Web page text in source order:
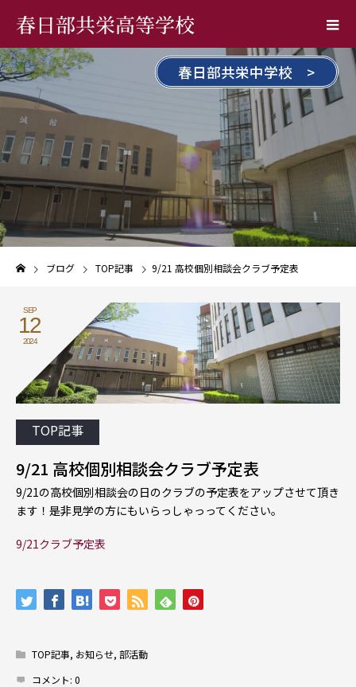
春日部共栄高等学校
春日部共栄中学校 >
ブログ TOP記事 9/21 高校個別相談会クラブ予定表
SEP
12
2024
TOP記事
9/21 高校個別相談会クラブ予定表
9/21の高校個別相談会の日のクラブの予定表をアップさせて頂き
ます！是非見学の方にもいらっしゃっってください。
9/21クラブ予定表
TOP記事, お知らせ, 部活動
コメント: 0